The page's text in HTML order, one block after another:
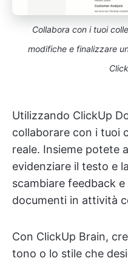
Collabora con i tuoi
modifiche e finalizzare
Utilizzando ClickUp
collaborare con i tuoi
reale. Insieme potete
evidenziare il testo e
scambiare feedback
documenti in attività
Con ClickUp Brain,
tono o lo stile che